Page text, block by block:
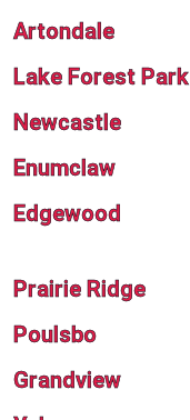
Artondale
Lake Forest Park
Newcastle
Enumclaw
Edgewood
Prairie Ridge
Poulsbo
Grandview